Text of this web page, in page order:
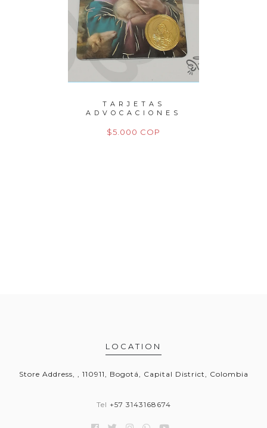
TARJETAS
ADVOCACIONES
$5.000 COP
LOCATION
Store Address, , 110911, Bogotá, Capital District, Colombia
Tel +57 3143168674